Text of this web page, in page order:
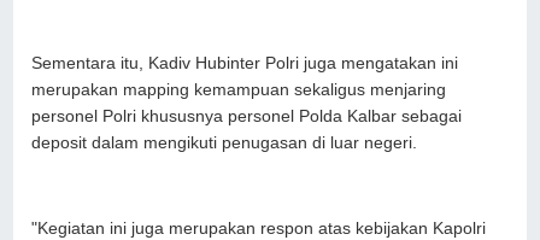
Sementara itu, Kadiv Hubinter Polri juga mengatakan ini
merupakan mapping kemampuan sekaligus menjaring
personel Polri khususnya personel Polda Kalbar sebagai
deposit dalam mengikuti penugasan di luar negeri.
"Kegiatan ini juga merupakan respon atas kebijakan Kapolri